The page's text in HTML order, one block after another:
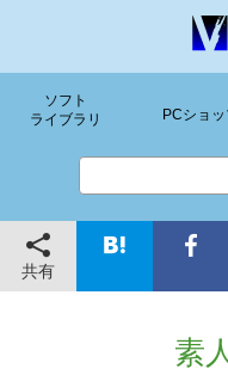
ソフト
ライブラリ
PCショッ
共有
素